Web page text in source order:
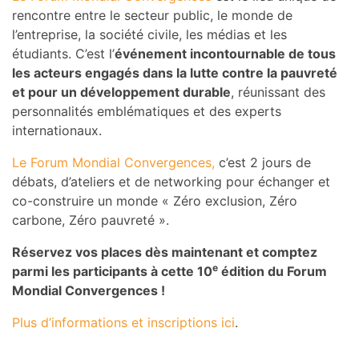
rencontre entre le secteur public, le monde de
l’entreprise, la société civile, les médias et les
étudiants. C’est l’événement incontournable de tous
les acteurs engagés dans la lutte contre la pauvreté
et pour un développement durable, réunissant des
personnalités emblématiques et des experts
internationaux.
Le Forum Mondial Convergences, c’est 2 jours de
débats, d’ateliers et de networking pour échanger et
co-construire un monde « Zéro exclusion, Zéro
carbone, Zéro pauvreté ».
Réservez vos places dès maintenant et comptez
parmi les participants à cette 10e édition du Forum
Mondial Convergences !
Plus d’informations et inscriptions ici.